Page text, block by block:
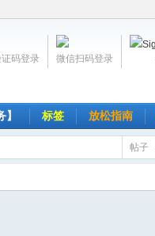
微信扫码登录
码登录
】 标签 放松指南
帖子